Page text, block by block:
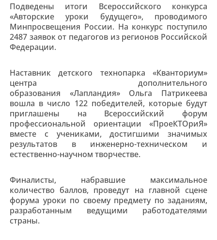
Подведены итоги Всероссийского конкурса
«Авторские уроки будущего», проводимого
Минпросвещения России. На конкурс поступило
2487 заявок от педагогов из регионов Российской
Федерации.
Наставник детского технопарка «Кванториум»
центра дополнительного
образования «Лапландия» Ольга Патрикеева
вошла в число 122 победителей, которые будут
приглашены на Всероссийский форум
профессиональной ориентации «ПроеКТОриЯ»
вместе с учениками, достигшими значимых
результатов в инженерно-техническом и
естественно-научном творчестве.
Финалисты, набравшие максимальное
количество баллов, проведут на главной сцене
форума уроки по своему предмету по заданиям,
разработанным ведущими работодателями
страны.